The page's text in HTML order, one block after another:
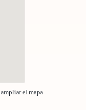
ampliar el mapa